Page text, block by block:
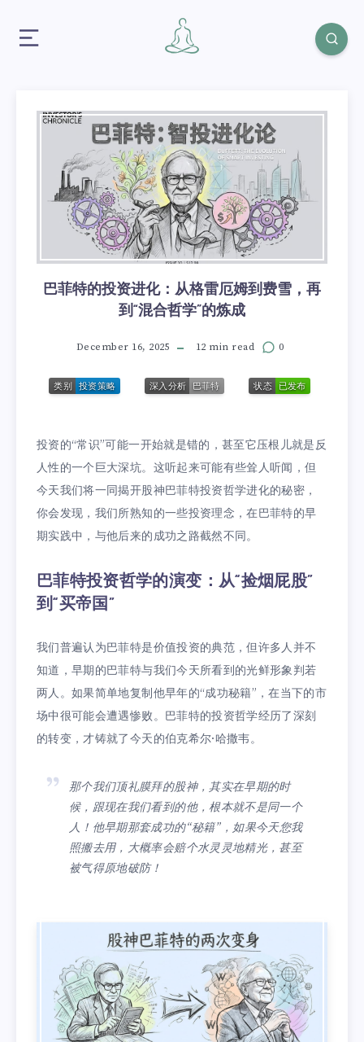
巴菲特的投资进化：从格雷厄姆到费雪，再
到“混合哲学”的炼成
December 16, 2025 12 min read 0
投资的“常识”可能一开始就是错的，甚至它压根儿就是反
人性的一个巨大深坑。这听起来可能有些耸人听闻，但
今天我们将一同揭开股神巴菲特投资哲学进化的秘密，
你会发现，我们所熟知的一些投资理念，在巴菲特的早
期实践中，与他后来的成功之路截然不同。
巴菲特投资哲学的演变：从“捡烟屁股”
到“买帝国”
我们普遍认为巴菲特是价值投资的典范，但许多人并不
知道，早期的巴菲特与我们今天所看到的光鲜形象判若
两人。如果简单地复制他早年的“成功秘籍”，在当下的市
场中很可能会遭遇惨败。巴菲特的投资哲学经历了深刻
的转变，才铸就了今天的伯克希尔·哈撒韦。
那个我们顶礼膜拜的股神，其实在早期的时
候，跟现在我们看到的他，根本就不是同一个
人！他早期那套成功的“秘籍”，如果今天您我
照搬去用，大概率会赔个水灵灵地精光，甚至
被气得原地破防！